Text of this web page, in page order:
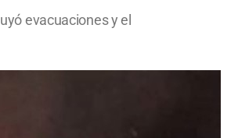
evacuaciones y el